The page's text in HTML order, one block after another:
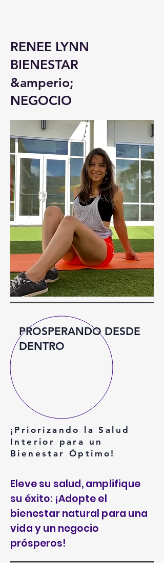
RENEE LYNN
BIENESTAR
&amperio;
NEGOCIO
PROSPERANDO DESDE
DENTRO
¡Priorizando la Salud
Interior para un
Bienestar Óptimo!
Eleve su salud, amplifique
su éxito: ¡Adopte el
bienestar natural para una
vida y un negocio
prósperos!